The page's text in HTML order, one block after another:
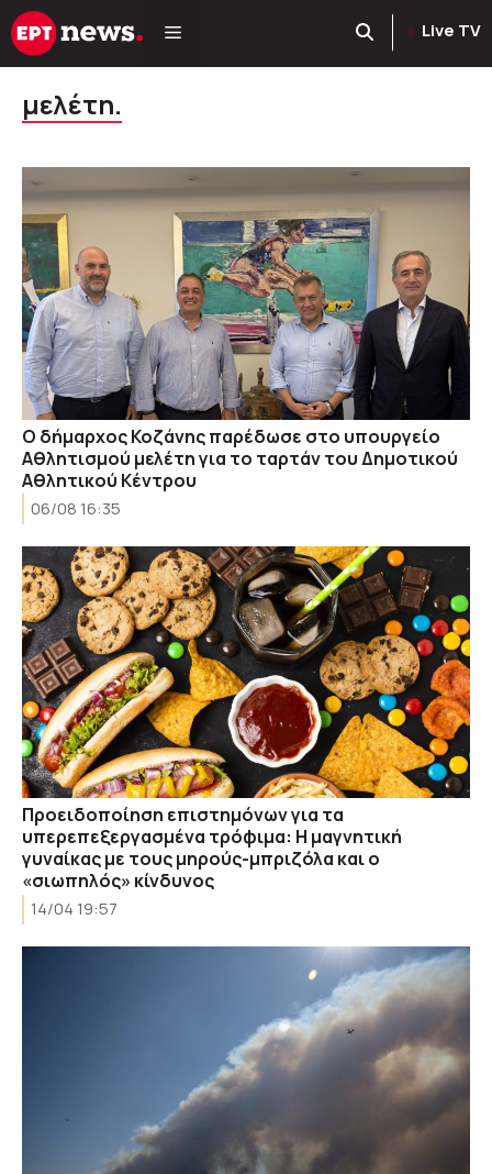
Μετάβαση
σε
Live TV
μελέτη.
O δήμαρχος Κοζάνης παρέδωσε στο υπουργείο
Αθλητισμού μελέτη για το ταρτάν του Δημοτικού
Αθλητικού Κέντρου
06/08 16:35
Προειδοποίηση επιστημόνων για τα
υπερεπεξεργασμένα τρόφιμα: Η μαγνητική
γυναίκας με τους μηρούς-μπριζόλα και ο
«σιωπηλός» κίνδυνος
14/04 19:57